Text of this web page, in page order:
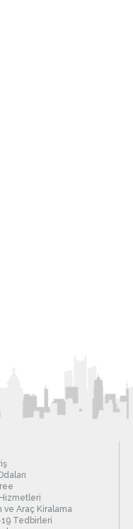
ve Araç Kiralama
Tedbirleri